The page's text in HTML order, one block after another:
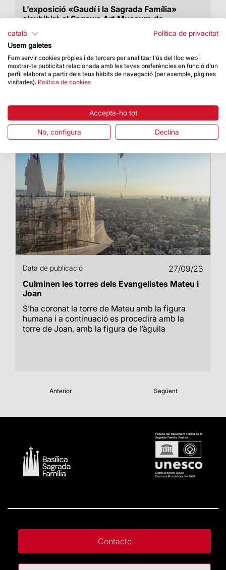
L’exposició «Gaudí i la Sagrada Família»
s’exhibirà al Sagawa Art Museum de
Moriyama
A partir del 30 de setembre i fins al 3 de
desembre
Data de publicació
27/09/23
Culminen les torres dels Evangelistes Mateu i
Joan
S’ha coronat la torre de Mateu amb la figura
humana i a continuació es procedirà amb la
torre de Joan, amb la figura de l’àguila
Anterior Següent
Contacte
català
Política de privacitat
Usem galetes
Fem servir cookies pròpies i de tercers per analitzar l'ús del lloc web i
mostrar-te publicitat relacionada amb les teves preferències en funció d'un
perfil elaborat a partir dels teus hàbits de navegació (per exemple, pàgines
visitades). Política de cookies
Accepta-ho tot
No, configura Declina